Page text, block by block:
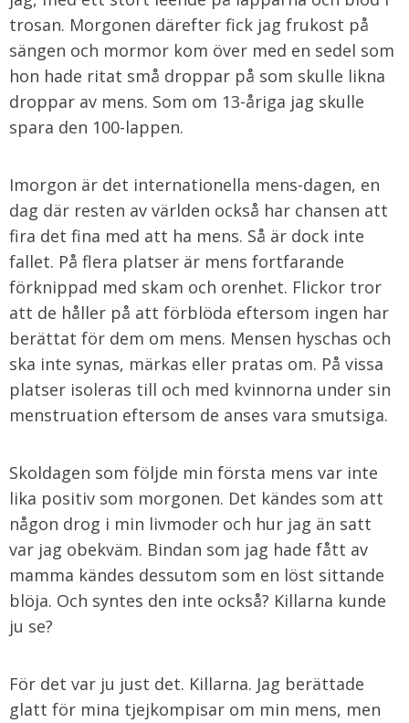
trosan. Morgonen därefter fick jag frukost på
sängen och mormor kom över med en sedel som
hon hade ritat små droppar på som skulle likna
droppar av mens. Som om 13-åriga jag skulle
spara den 100-lappen.
Imorgon är det internationella mens-dagen, en
dag där resten av världen också har chansen att
fira det fina med att ha mens. Så är dock inte
fallet. På flera platser är mens fortfarande
förknippad med skam och orenhet. Flickor tror
att de håller på att förblöda eftersom ingen har
berättat för dem om mens. Mensen hyschas och
ska inte synas, märkas eller pratas om. På vissa
platser isoleras till och med kvinnorna under sin
menstruation eftersom de anses vara smutsiga.
Skoldagen som följde min första mens var inte
lika positiv som morgonen. Det kändes som att
någon drog i min livmoder och hur jag än satt
var jag obekväm. Bindan som jag hade fått av
mamma kändes dessutom som en löst sittande
blöja. Och syntes den inte också? Killarna kunde
ju se?
För det var ju just det. Killarna. Jag berättade
glatt för mina tjejkompisar om min mens, men